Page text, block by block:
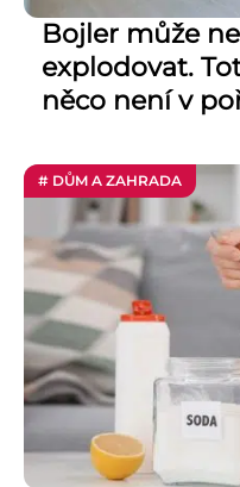
Bojler může
explodovat.
něco není v
# DŮM A ZAHRADA